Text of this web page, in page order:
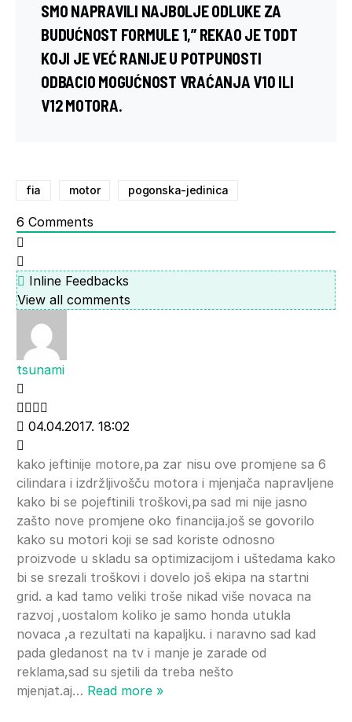
SMO NAPRAVILI NAJBOLJE ODLUKE ZA
BUDUĆNOST FORMULE 1,” REKAO JE TODT
KOJI JE VEĆ RANIJE U POTPUNOSTI
ODBACIO MOGUĆNOST VRAĆANJA V10 ILI
V12 MOTORA.
fia motor pogonska-jedinica
6 Comments
Inline Feedbacks
View all comments
tsunami
04.04.2017. 18:02
kako jeftinije motore,pa zar nisu ove promjene sa 6
cilindara i izdržljivošču motora i mjenjača napravljene
kako bi se pojeftinili troškovi,pa sad mi nije jasno
zašto nove promjene oko financija.još se govorilo
kako su motori koji se sad koriste odnosno
proizvode u skladu sa optimizacijom i uštedama kako
bi se srezali troškovi i dovelo još ekipa na startni
grid. a kad tamo veliki troše nikad više novaca na
razvoj ,uostalom koliko je samo honda utukla
novaca ,a rezultati na kapaljku. i naravno sad kad
pada gledanost na tv i manje je zarade od
reklama,sad su sjetili da treba nešto
mjenjat.aj… Read more »